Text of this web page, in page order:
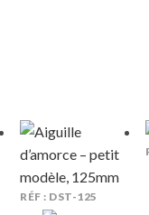
RÉF : DST-125